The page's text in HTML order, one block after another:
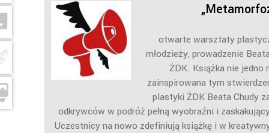
otwarte warsztaty
młodzieży, prowadzenie
ŻDK. Książka nie jedno
zainspirowana tym
plastyki ŻDK Beata Chudy
odkrywców w podróż pełną wyobraźni i
Uczestnicy na nowo zdefiniują książkę i w